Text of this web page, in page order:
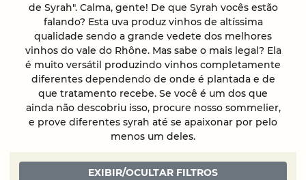
de Syrah". Calma, gente! De que Syrah vocês estão
falando? Esta uva produz vinhos de altíssima
qualidade sendo a grande vedete dos melhores
vinhos do vale do Rhône. Mas sabe o mais legal? Ela
é muito versátil produzindo vinhos completamente
diferentes dependendo de onde é plantada e de
que tratamento recebe. Se você é um dos que
ainda não descobriu isso, procure nosso sommelier,
e prove diferentes syrah até se apaixonar por pelo
menos um deles.
EXIBIR/OCULTAR FILTROS